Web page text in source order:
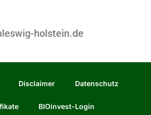
holstein.de
Disclaimer Datenschutz
BIOinvest-Login